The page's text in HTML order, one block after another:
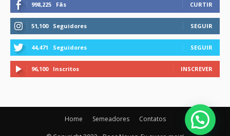
998,225 Fãs CURTIR
51,100 Seguidores SEGUIR
44,471 Seguidores SEGUIR
96,100 Inscritos INSCREVER
Home Semeadores Contatos